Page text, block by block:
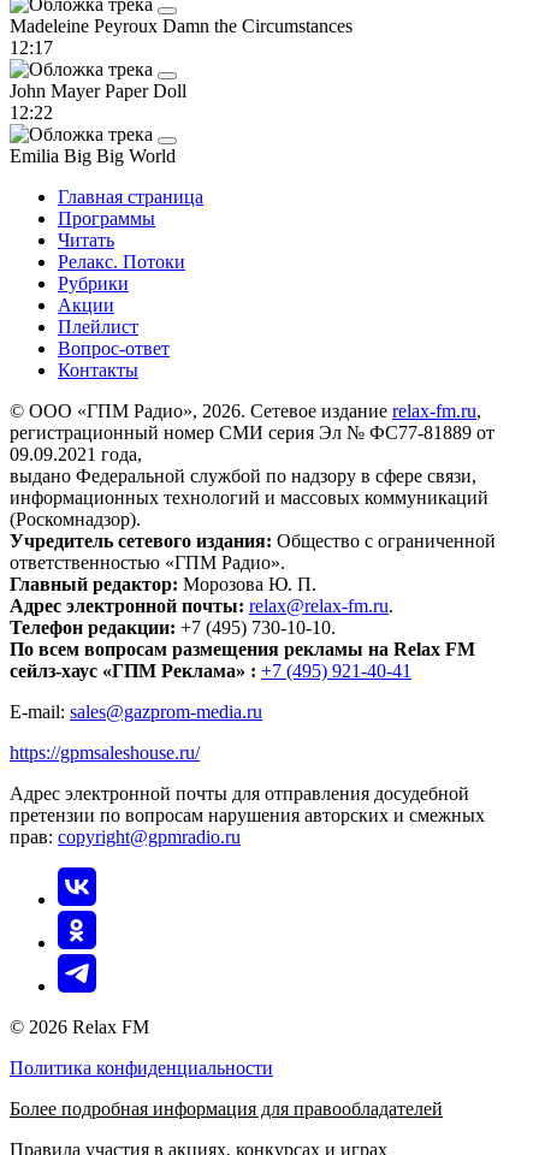
Madeleine Peyroux Damn the Circumstances
12:17
John MayerPaper Doll
12:22
Emilia Big Big World
Главная страница
Программы
Читать
Релакс. Потоки
Рубрики
Акции
Плейлист
Вопрос-ответ
Контакты
© ООО «ГПМ Радио», 2026. Сетевое издание relax-fm.ru,
регистрационный номер СМИ серия Эл № ФС77-81889 от
09.09.2021 года,
выдано Федеральной службой по надзору в сфере связи,
информационных технологий и массовых коммуникаций
(Роскомнадзор).
Учредитель сетевого издания: Общество с ограниченной
ответственностью «ГПМ Радио».
Главный редактор: Морозова Ю. П.
Адрес электронной почты: relax@relax-fm.ru.
Телефон редакции: +7 (495) 730-10-10.
По всем вопросам размещения рекламы на Relax FM
сейлз-хаус «ГПМ Реклама» : +7 (495) 921-40-41
E-mail: sales@gazprom-media.ru
https://gpmsaleshouse.ru/
Адрес электронной почты для отправления досудебной
претензии по вопросам нарушения авторских и смежных
прав: copyright@gpmradio.ru
© 2026 Relax FM
Политика конфиденциальности
Более подробная информация для правообладателей
Правила участия в акциях, конкурсах и играх